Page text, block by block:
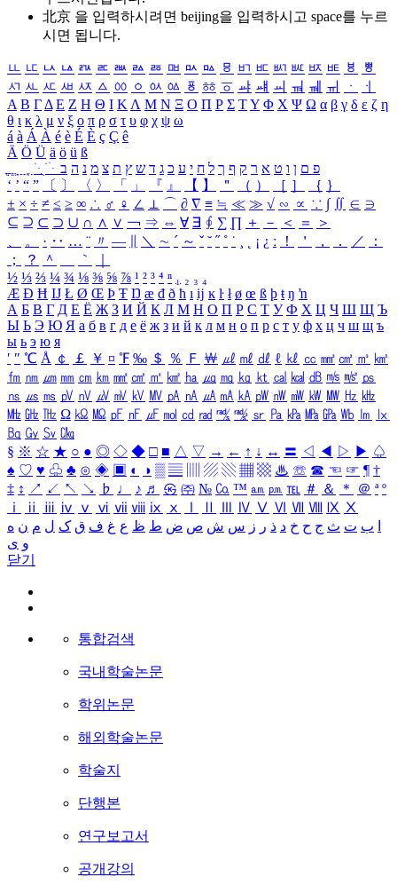
北京 을 입력하시려면 beijing을 입력하시고 space를 누르
시면 됩니다.
ㅥ ㅦ ㅧ ㅨ ㅩ ㅪ ㅫ ㅬ ㅭ ㅮ ㅯ ㅰ ㅱ ㅲ ㅳ ㅴ ㅵ ㅶ ㅷ ㅸ
ㅹ
ㅺ ㅻ ㅼ ㅽ ㅾ ㅿ ㆀ ㆁ ㆂ ㆃ ㆄ ㆅ ㆆ ㆇ ㆈ ㆉ ㆊ ㆋ ㆌ ㆍ
ㆎ
Α Β ΓΔ Ε Ζ Η Θ Ι ΚΛ Μ Ν Ξ Ο Π Ρ Σ ΤΥ Φ Χ Ψ Ω α β γ δ ε ζ η
θ ι κ λ μ ν ξ ο π ρ σ τ υ φ χ ψ ω
á à Á À é è É È ç Ç ê
Ä Ö Ü ä ö ü ß
ִֶֹ ֻּ ׁׂ פ ם ן ו ט א ר ק ף ך ל ח י ע כ ג ד ש ץ ת צ מ נ ה ב
‘ ’ “ ” 〔 〕 〈 〉 「 」 『 』 【 】 ＂ （ ） ［ ］ ｛ ｝
± × ÷ ≠ ≤ ≥ ∞ ∴ ♂ ♀ ∠ ⊥ ⌒ ∂ ∇ ≡ ≒ ≪ ≫ √ ∽ ∝ ∵ ∫ ∬ ∈ ∋
⊆ ⊇ ⊂ ⊃ ∪ ∩ ∧ ∨ ￢ ⇒ ⇔ ∀ ∃ ∮ ∑ ∏ ＋ － ＜ ＝
＞
、
。 · ‥ … ¨ 〃 ― ＼ ∼ ´ ～ ˇ ˘ ˝ ˚ ˙ ¸ ¡ ¿ ː ！ ＇ ， ． ／
：
；
？ ＾ ｀
½ ⅓ ⅔ ¼ ¾ ⅛ ⅜ ⅝ ⅞ ¹ ² ³ ⁴ ⁿ ₁ ₂ ₃ ₄
Æ Ð Ħ Ĳ Ł Ø Œ Þ Ŧ Ŋ æ đ ð ħ ı ĳ ĸ ŀ ł ø œ ß þ ŧ ŋ ŉ
А Б В Г Д Е Ё Ж З И Й К Л М Н О П Р С Т У Ф Х Ц Ч Ш Щ Ъ
Ы Ь Э Ю Я а б в г д е ё ж з и й к л м н о п р с т у ф х ц ч ш щ ъ
ы ь э ю я
′ ″ ℃ Å ￠ ￡ ￥ ¤ ℉ ‰ ＄ ％ Ｆ ￦ ㎕ ㎖ ㎗ ℓ ㎘ ㏄ ㎣ ㎤ ㎥ ㎦
㎙ ㎚ ㎛ ㎜ ㎝ ㎞ ㎟ ㎠ ㎡ ㎢ ㏊ ㎍ ㎎ ㎏ ㏏ ㎈ ㎉ ㏈ ㎧ ㎨ ㎰
㎱ ㎲ ㎳ ㎴ ㎵ ㎶ ㎷ ㎸ ㎹ ㎀ ㎁ ㎂ ㎃ ㎄ ㎺ ㎻ ㎽ ㎾ ㎿ ㎐ ㎑
㎒ ㎓ ㎔ Ω ㏀ ㏁ ㎊ ㎋ ㎌ ㏖ ㏅ ㎭ ㎮ ㎯ ㏛ ㎩ ㎪ ㎫ ㎬ ㏝ ㏐
㏓
㏃ ㏉ ㏜ ㏆
§ ※ ☆ ★ ○ ● ◎ ◇ ◆ □ ■ △ ▽ → ← ↑ ↓ ↔ 〓 ◁ ◀ ▷ ▶ ♤
♠ ♡ ♥ ♧ ♣ ⊙ ◈ ▣ ◐ ◑ ▒ ▤ ▨ ▧ ▦ ▩ ♨ ☏ ☎ ☜ ☞ ¶ †
‡ ↕ ↗ ↙ ↖ ↘ ♭ ♩ ♪ ♬ ㉿ ㈜ № ㏇ ™ ㏂ ㏘ ℡ ＃ ＆ ＊ ＠ ª º
ⅰ
ⅱ ⅲ ⅳ ⅴ ⅵ ⅶ ⅷ ⅸ ⅹ Ⅳ Ⅴ Ⅵ Ⅶ Ⅷ Ⅸ Ⅹ
ب ت ث ج ح خ د ذ ر ز س ش ص ض ط ظ ع غ ف ق ک ل م ن ه
و ی
닫기
통합검색
국내학술논문
학위논문
해외학술논문
학술지
단행본
연구보고서
공개강의